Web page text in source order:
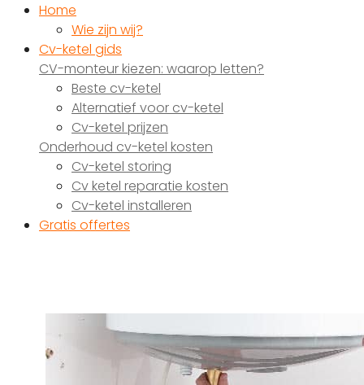
Home
Wie zijn wij?
Cv-ketel gids
CV-monteur kiezen: waarop letten?
Beste cv-ketel
Alternatief voor cv-ketel
Cv-ketel prijzen
Onderhoud cv-ketel kosten
Cv-ketel storing
Cv ketel reparatie kosten
Cv-ketel installeren
Gratis offertes